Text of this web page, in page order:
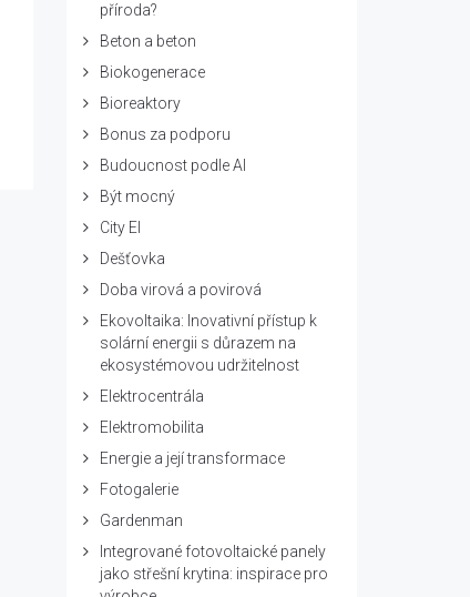
příroda?
Beton a beton
Biokogenerace
Bioreaktory
Bonus za podporu
Budoucnost podle AI
Být mocný
City El
Dešťovka
Doba virová a povirová
Ekovoltaika: Inovativní přístup k
solární energii s důrazem na
ekosystémovou udržitelnost
Elektrocentrála
Elektromobilita
Energie a její transformace
Fotogalerie
Gardenman
Integrované fotovoltaické panely
jako střešní krytina: inspirace pro